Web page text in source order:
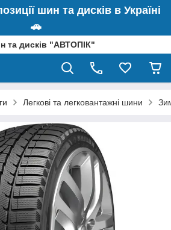
шин та дисків в Україні
🚗
та дисків "АВТОПІК"
Легкові та легковантажні шини